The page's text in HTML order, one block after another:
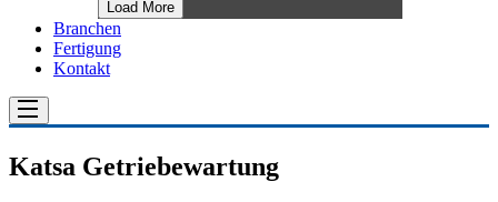
Load More
Branchen
Fertigung
Kontakt
Katsa Getriebewartung